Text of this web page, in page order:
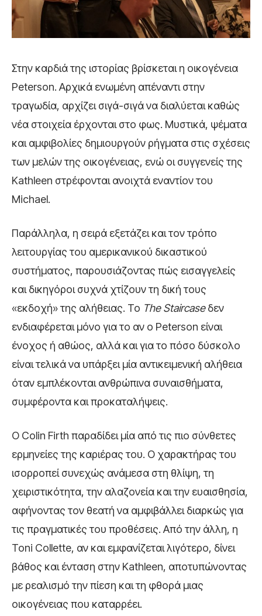
Στην καρδιά της ιστορίας βρίσκεται η οικογένεια
Peterson. Αρχικά ενωμένη απέναντι στην
τραγωδία, αρχίζει σιγά-σιγά να διαλύεται καθώς
νέα στοιχεία έρχονται στο φως. Μυστικά, ψέματα
και αμφιβολίες δημιουργούν ρήγματα στις σχέσεις
των μελών της οικογένειας, ενώ οι συγγενείς της
Kathleen στρέφονται ανοιχτά εναντίον του
Michael.
Παράλληλα, η σειρά εξετάζει και τον τρόπο
λειτουργίας του αμερικανικού δικαστικού
συστήματος, παρουσιάζοντας πώς εισαγγελείς
και δικηγόροι συχνά χτίζουν τη δική τους
«εκδοχή» της αλήθειας. Το The Staircaseδεν
ενδιαφέρεται μόνο για το αν ο Peterson είναι
ένοχος ή αθώος, αλλά και για το πόσο δύσκολο
είναι τελικά να υπάρξει μία αντικειμενική αλήθεια
όταν εμπλέκονται ανθρώπινα συναισθήματα,
συμφέροντα και προκαταλήψεις.
Ο Colin Firth παραδίδει μία από τις πιο σύνθετες
ερμηνείες της καριέρας του. Ο χαρακτήρας του
ισορροπεί συνεχώς ανάμεσα στη θλίψη, τη
χειριστικότητα, την αλαζονεία και την ευαισθησία,
αφήνοντας τον θεατή να αμφιβάλλει διαρκώς για
τις πραγματικές του προθέσεις. Από την άλλη, η
Toni Collette, αν και εμφανίζεται λιγότερο, δίνει
βάθος και ένταση στην Kathleen, αποτυπώνοντας
με ρεαλισμό την πίεση και τη φθορά μιας
οικογένειας που καταρρέει.